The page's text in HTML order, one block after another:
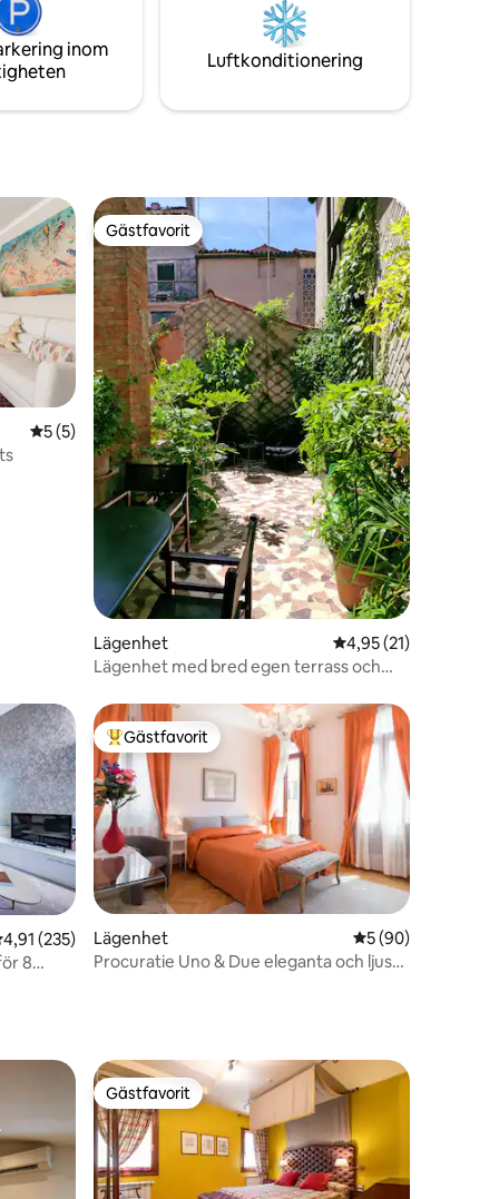
inom
Luftkonditionering
5 av 5 i genomsnittligt betyg, 5 omdömen
5 (5)
Gästfavorit
Gästfavorit
Lägenhet 4,95 av 5 i
4,95 (21)
Lägenhet med bred egen terrass och
av 5 i genomsnittligt betyg, 235 omdömen
4,91 (235)
8
Populär gästfavorit
Gästfavorit
Lägenhet 5 av 5 i
5 (90)
Procuratie Uno & Due eleganta och ljusa
Gästfavorit
Gästfavorit